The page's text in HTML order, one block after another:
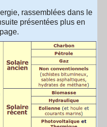
rassemblées dans le
présentées plus en